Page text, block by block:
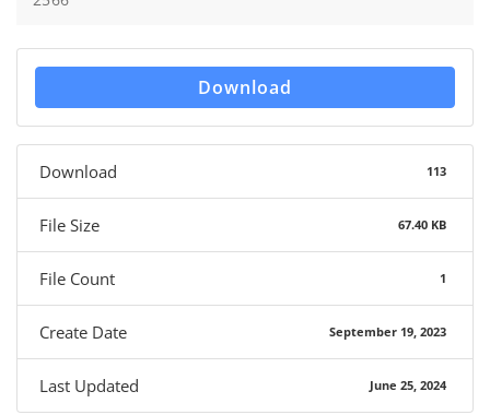
Download
Download 113
File Size 67.40 KB
File Count 1
Create Date September 19, 2023
Last Updated June 25, 2024